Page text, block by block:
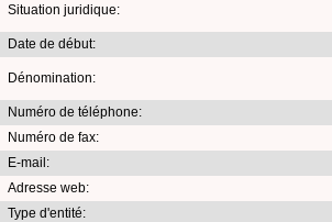
Situation juridique:
Date de début:
Dénomination:
Numéro de téléphone:
Numéro de fax:
E-mail:
Adresse web:
Type d'entité: